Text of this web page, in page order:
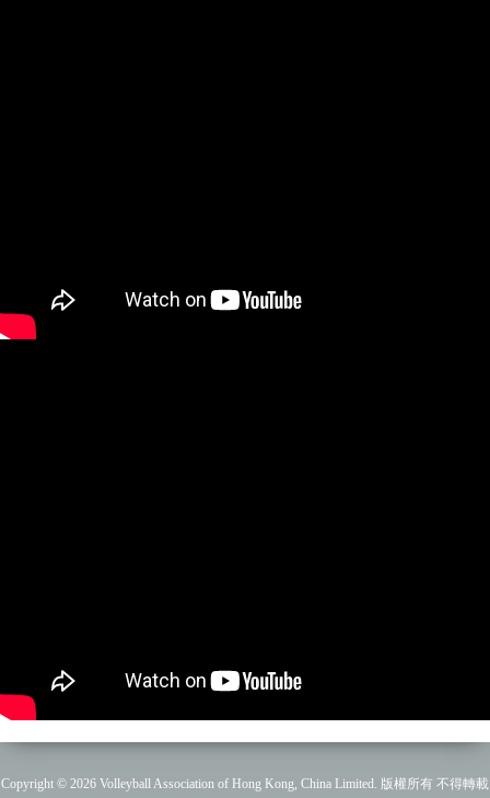
Copyright © 2026 Volleyball Association of Hong Kong, China Limited. 版權所有 不得轉載